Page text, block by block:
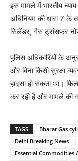
इस मामले में भारतीय
अधिनियम की धारा 7 के
सिलेंडर, गैस ट्रांसफर
पुलिस अधिकारियों के
और बिना किसी सुरक्षा
हादसा हो सकता था।
कर रही है और मामले की
TAGS Bharat Gas
Delhi Breaking News
Essential Commodities